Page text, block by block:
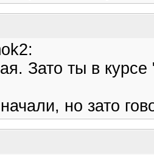
Зато ты в курсе
но зато